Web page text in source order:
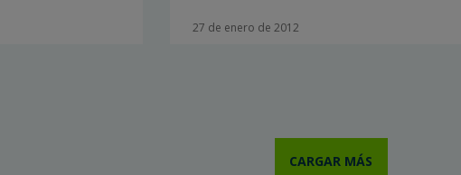
27 de enero de 2012
CARGAR MÁS